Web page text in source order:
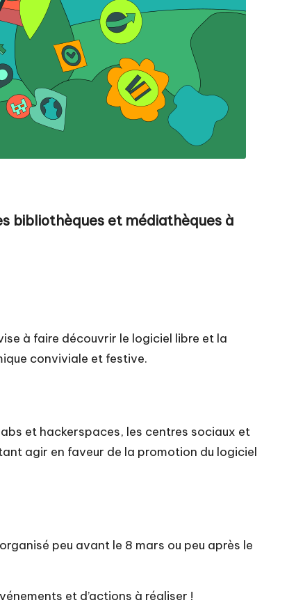
bibliothèques et médiathèques à
à faire découvrir le logiciel libre et la
conviviale et festive.
et hackerspaces, les centres sociaux et
agir en faveur de la promotion du logiciel
peu avant le 8 mars ou peu après le
et d’actions à réaliser !